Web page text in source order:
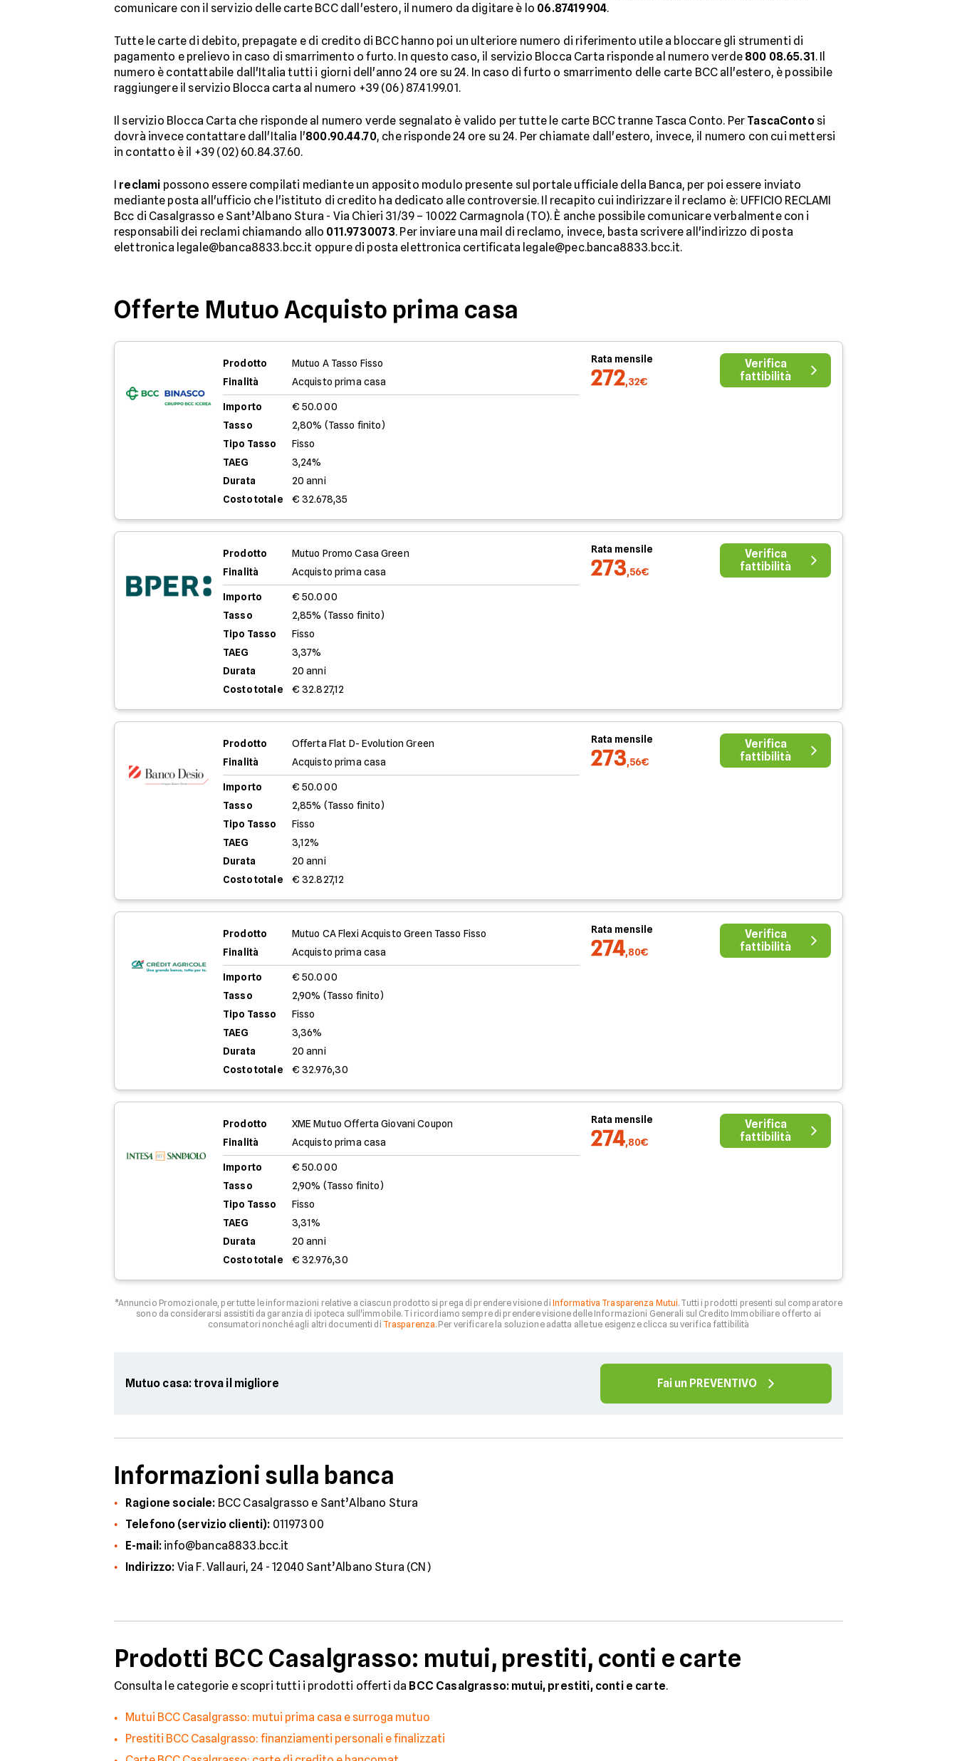
comunicare con il servizio delle carte BCC dall'estero, il numero da digitare è lo 06.87419904.
Tutte le carte di debito, prepagate e di credito di BCC hanno poi un ulteriore numero di riferimento utile a bloccare gli strumenti di
pagamento e prelievo in caso di smarrimento o furto. In questo caso, il servizio Blocca Carta risponde al numero verde 800 08.65.31. Il
numero è contattabile dall'Italia tutti i giorni dell'anno 24 ore su 24. In caso di furto o smarrimento delle carte BCC all'estero, è possibile
raggiungere il servizio Blocca carta al numero +39 (06) 87.41.99.01.
Il servizio Blocca Carta che risponde al numero verde segnalato è valido per tutte le carte BCC tranne Tasca Conto. Per TascaContosi
dovrà invece contattare dall'Italia l'800.90.44.70, che risponde 24 ore su 24. Per chiamate dall'estero, invece, il numero con cui mettersi
in contatto è il +39 (02) 60.84.37.60.
I reclami possono essere compilati mediante un apposito modulo presente sul portale ufficiale della Banca, per poi essere inviato
mediante posta all'ufficio che l'istituto di credito ha dedicato alle controversie. Il recapito cui indirizzare il reclamo è: UFFICIO RECLAMI
Bcc di Casalgrasso e Sant’Albano Stura - Via Chieri 31/39 – 10022 Carmagnola (TO). È anche possibile comunicare verbalmente con i
responsabili dei reclami chiamando allo 011.9730073. Per inviare una mail di reclamo, invece, basta scrivere all'indirizzo di posta
elettronica legale@banca8833.bcc.it oppure di posta elettronica certificata legale@pec.banca8833.bcc.it.
Offerte Mutuo Acquisto prima casa
Prodotto
Mutuo A Tasso Fisso
Finalità
Acquisto prima casa
Importo
€ 50.000
Tasso
2,80% (Tasso finito)
Tipo Tasso
Fisso
TAEG
3,24%
Durata
20 anni
Costo totale
€ 32.678,35
Rata mensile
272,32€
Verifica
fattibilità
Prodotto
Mutuo Promo Casa Green
Finalità
Acquisto prima casa
Importo
€ 50.000
Tasso
2,85% (Tasso finito)
Tipo Tasso
Fisso
TAEG
3,37%
Durata
20 anni
Costo totale
€ 32.827,12
Rata mensile
273,56€
Verifica
fattibilità
Prodotto
Offerta Flat D- Evolution Green
Finalità
Acquisto prima casa
Importo
€ 50.000
Tasso
2,85% (Tasso finito)
Tipo Tasso
Fisso
TAEG
3,12%
Durata
20 anni
Costo totale
€ 32.827,12
Rata mensile
273,56€
Verifica
fattibilità
Prodotto
Mutuo CA Flexi Acquisto Green Tasso Fisso
Finalità
Acquisto prima casa
Importo
€ 50.000
Tasso
2,90% (Tasso finito)
Tipo Tasso
Fisso
TAEG
3,36%
Durata
20 anni
Costo totale
€ 32.976,30
Rata mensile
274,80€
Verifica
fattibilità
Prodotto
XME Mutuo Offerta Giovani Coupon
Finalità
Acquisto prima casa
Importo
€ 50.000
Tasso
2,90% (Tasso finito)
Tipo Tasso
Fisso
TAEG
3,31%
Durata
20 anni
Costo totale
€ 32.976,30
Rata mensile
274,80€
Verifica
fattibilità
*Annuncio Promozionale, per tutte le informazioni relative a ciascun prodotto si prega di prendere visione di Informativa Trasparenza Mutui. Tutti i prodotti presenti sul comparatore
sono da considerarsi assistiti da garanzia di ipoteca sull'immobile. Ti ricordiamo sempre di prendere visione delle Informazioni Generali sul Credito Immobiliare offerto ai
consumatori nonché agli altri documenti di Trasparenza. Per verificare la soluzione adatta alle tue esigenze clicca su verifica fattibilità
Mutuo casa: trova il migliore Fai un PREVENTIVO
Informazioni sulla banca
Ragione sociale: BCC Casalgrasso e Sant’Albano Stura
Telefono (servizio clienti): 01197300
E-mail: info@banca8833.bcc.it
Indirizzo: Via F. Vallauri, 24 - 12040 Sant’Albano Stura (CN)
Prodotti BCC Casalgrasso: mutui, prestiti, conti e carte
Consulta le categorie e scopri tutti i prodotti offerti da BCC Casalgrasso: mutui, prestiti, conti e carte.
Mutui BCC Casalgrasso: mutui prima casa e surroga mutuo
Prestiti BCC Casalgrasso: finanziamenti personali e finalizzati